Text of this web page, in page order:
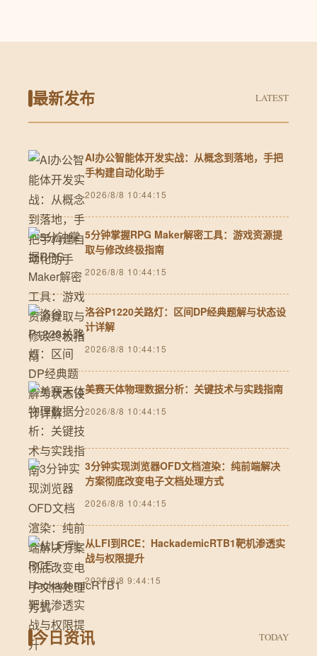
最新发布 LATEST
AI办公智能体开发实战：从概念到落地，手把
手构建自动化助手
2026/8/8 10:44:15
5分钟掌握RPG Maker解密工具：游戏资源提
取与修改终极指南
2026/8/8 10:44:15
洛谷P1220关路灯：区间DP经典题解与状态设
计详解
2026/8/8 10:44:15
美赛天体物理数据分析：关键技术与实践指南
2026/8/8 10:44:15
3分钟实现浏览器OFD文档渲染：纯前端解决
方案彻底改变电子文档处理方式
2026/8/8 10:44:15
从LFI到RCE：HackademicRTB1靶机渗透实
战与权限提升
2026/8/8 9:44:15
今日资讯 TODAY